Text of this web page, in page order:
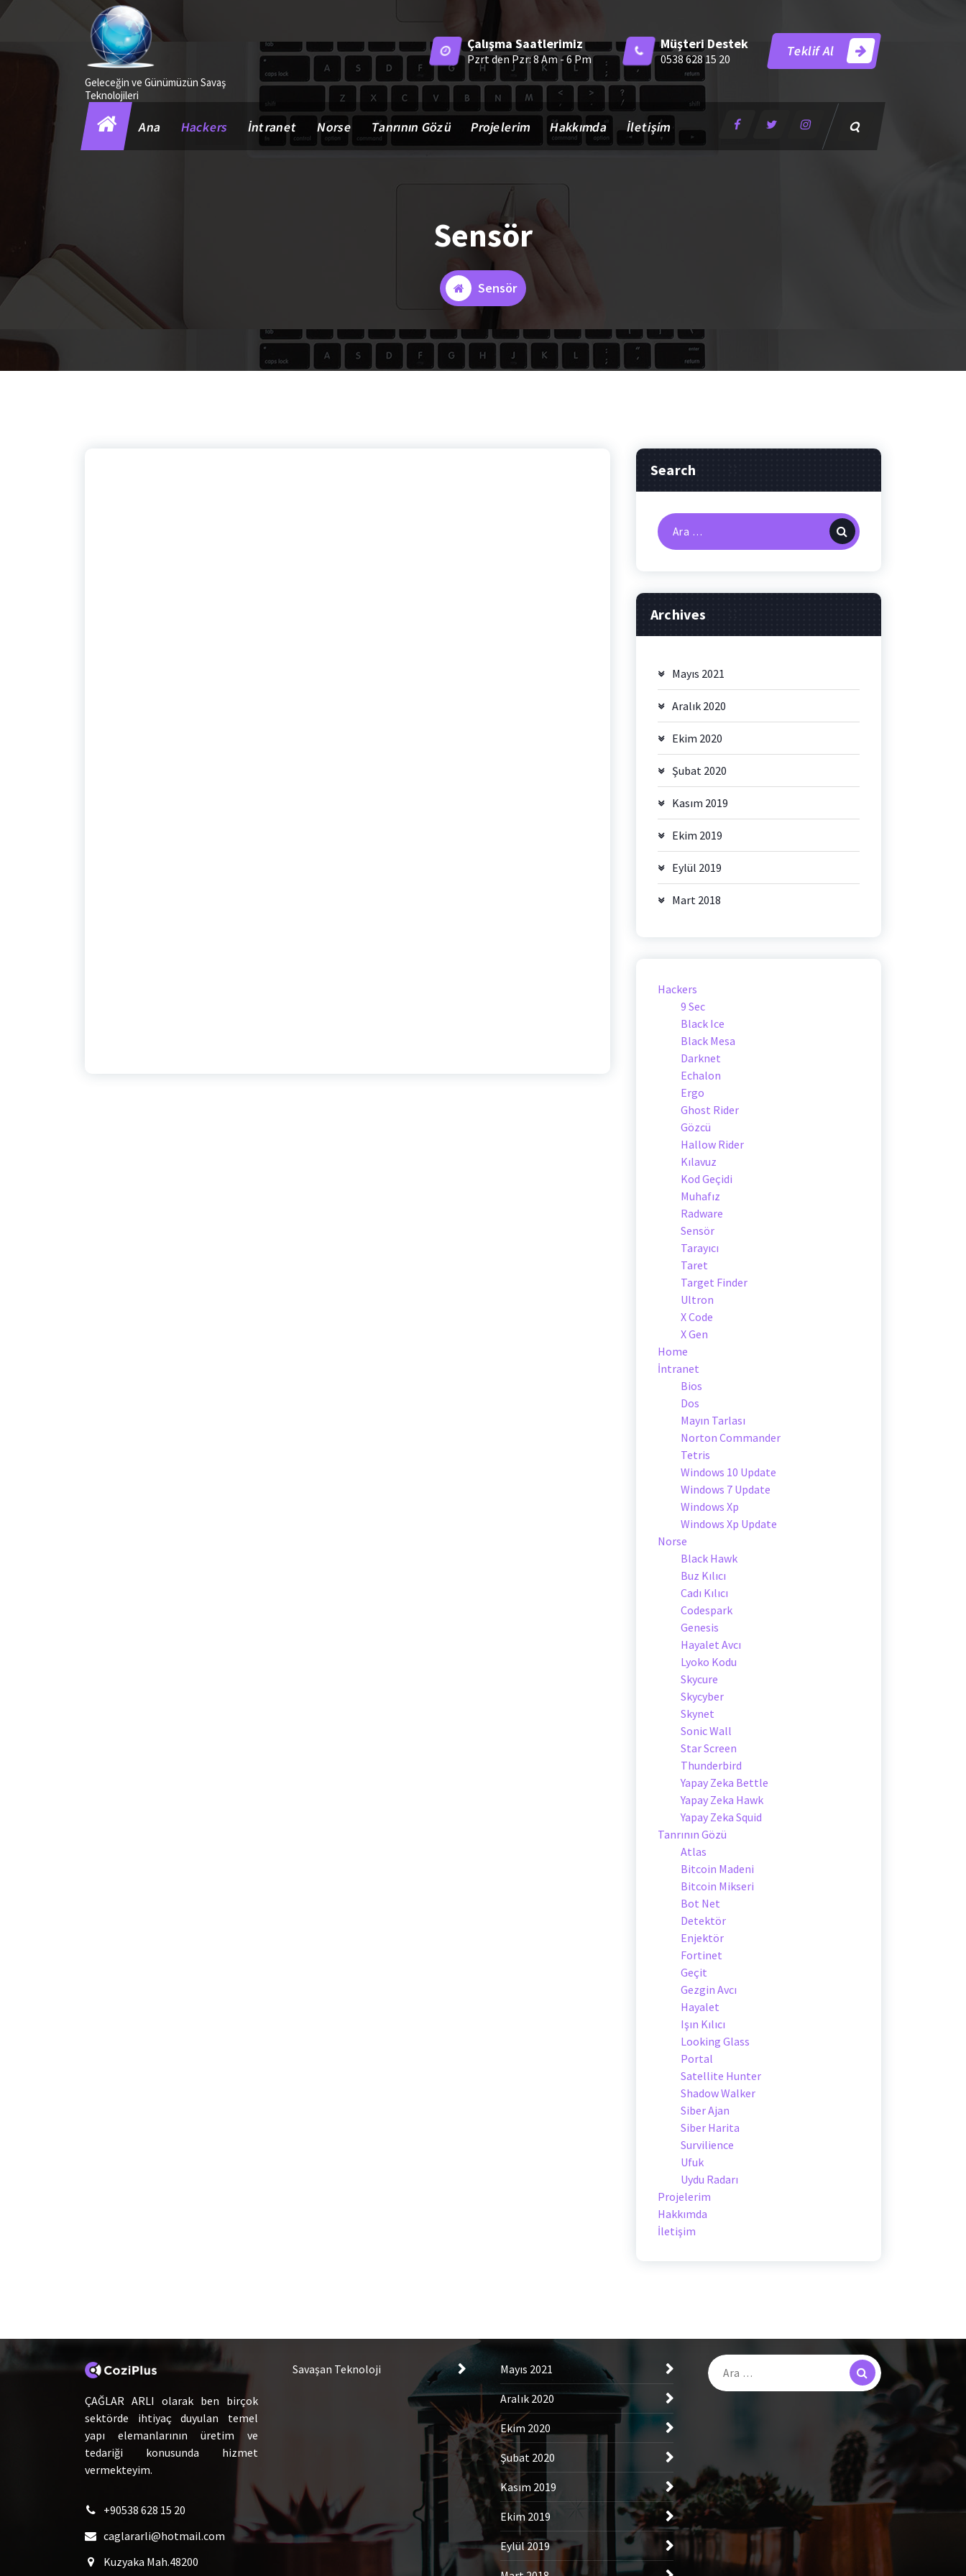
İçeriğe
Geleceğin ve Günümüzün Savaş
Teknolojileri
Çalışma Saatlerimiz
Pzrt den Pzr: 8 Am - 6 Pm
Müşteri Destek
0538 628 15 20 Teklif Al
Ana Hackers İntranet Norse Tanrının Gözü Projelerim Hakkımda İletişim
Sensör
Sensör
Search
Arama:
Archives
Mayıs 2021
Aralık 2020
Ekim 2020
Şubat 2020
Kasım 2019
Ekim 2019
Eylül 2019
Mart 2018
Hackers
9 Sec
Black Ice
Black Mesa
Darknet
Echalon
Ergo
Ghost Rider
Gözcü
Hallow Rider
Kılavuz
Kod Geçidi
Muhafız
Radware
Sensör
Tarayıcı
Taret
Target Finder
Ultron
X Code
X Gen
Home
İntranet
Bios
Dos
Mayın Tarlası
Norton Commander
Tetris
Windows 10 Update
Windows 7 Update
Windows Xp
Windows Xp Update
Norse
Black Hawk
Buz Kılıcı
Cadı Kılıcı
Codespark
Genesis
Hayalet Avcı
Lyoko Kodu
Skycure
Skycyber
Skynet
Sonic Wall
Star Screen
Thunderbird
Yapay Zeka Bettle
Yapay Zeka Hawk
Yapay Zeka Squid
Tanrının Gözü
Atlas
Bitcoin Madeni
Bitcoin Mikseri
Bot Net
Detektör
Enjektör
Fortinet
Geçit
Gezgin Avcı
Hayalet
Işın Kılıcı
Looking Glass
Portal
Satellite Hunter
Shadow Walker
Siber Ajan
Siber Harita
Survilience
Ufuk
Uydu Radarı
Projelerim
Hakkımda
İletişim
ÇAĞLAR ARLI olarak ben birçok
sektörde ihtiyaç duyulan temel
yapı elemanlarının üretim ve
tedariği konusunda hizmet
vermekteyim.
+90538 628 15 20
caglararli@hotmail.com
Kuzyaka Mah.48200
Savaşan Teknoloji Mayıs 2021
Aralık 2020
Ekim 2020
Şubat 2020
Kasım 2019
Ekim 2019
Eylül 2019
Arama: